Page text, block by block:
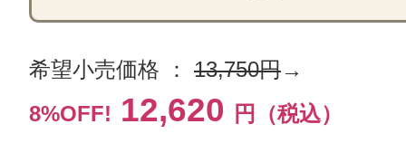
希望小売価格 ： 13,750円→
8%OFF! 12,620 円（税込）